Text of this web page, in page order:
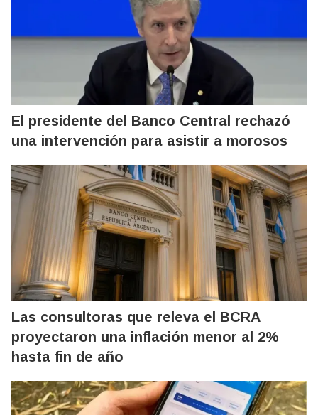
El presidente del Banco Central rechazó
una intervención para asistir a morosos
Las consultoras que releva el BCRA
proyectaron una inflación menor al 2%
hasta fin de año